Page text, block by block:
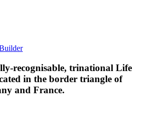
recognisable, trinational Life
in the border triangle of
and France.